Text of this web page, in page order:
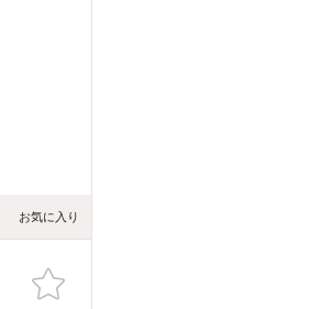
お気に入り